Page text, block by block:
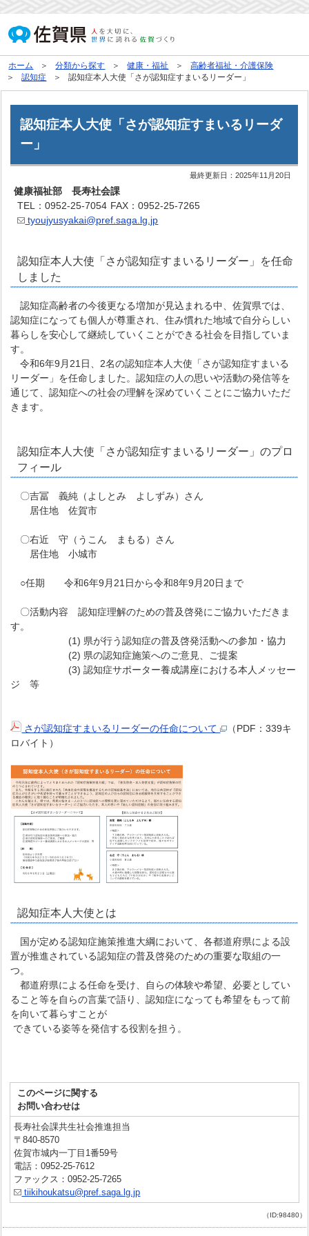
ホーム 分類から探す 健康・福祉
高齢者福祉・介護保険
認知症
認知症本人大使「さが認知症すまいるリーダー」
認知症本人大使「さが認知症すまいるリーダ
ー」
最終更新日：2025年11月20日
健康福祉部 長寿社会課
TEL：0952-25-7054 FAX：0952-25-7265
tyoujyusyakai@pref.saga.lg.jp
認知症本人大使「さが認知症すまいるリーダー」を任命
しました
認知症高齢者の今後更なる増加が見込まれる中、佐賀県では、
認知症になっても個人が尊重され、住み慣れた地域で自分らしい
暮らしを安心して継続していくことができる社会を目指していま
す。
令和6年9月21日、2名の認知症本人大使「さが認知症すまいる
リーダー」を任命しました。認知症の人の思いや活動の発信等を
通じて、認知症への社会の理解を深めていくことにご協力いただ
きます。
認知症本人大使「さが認知症すまいるリーダー」のプロ
フィール
〇吉冨 義純（よしとみ よしずみ）さん
居住地 佐賀市
〇右近 守（うこん まもる）さん
居住地 小城市
○任期 令和6年9月21日から令和8年9月20日まで
〇活動内容 認知症理解のための普及啓発にご協力いただきま
す。
(1) 県が行う認知症の普及啓発活動への参加・協力
(2) 県の認知症施策へのご意見、ご提案
(3) 認知症サポーター養成講座における本人メッセー
ジ 等
さが認知症すまいるリーダーの任命について
（PDF：339キ
ロバイト）
認知症本人大使とは
国が定める認知症施策推進大綱において、各都道府県による設
置が推進されている認知症の普及啓発のための重要な取組の一
つ。
都道府県による任命を受け、自らの体験や希望、必要としてい
ること等を自らの言葉で語り、認知症になっても希望をもって前
を向いて暮らすことが
できている姿等を発信する役割を担う。
このページに関する
お問い合わせは
長寿社会課共生社会推進担当
〒840-8570
佐賀市城内一丁目1番59号
電話：0952-25-7612
ファックス：0952-25-7265
tiikihoukatsu@pref.saga.lg.jp
（ID:98480）